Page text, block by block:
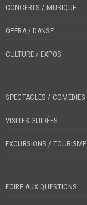
CONCERTS / MUSIQUE
OPÉRA / DANSE
CULTURE / EXPOS
SPECTACLES /
VISITES GUIDÉES
EXCURSIONS / TOURISME
FOIRE AUX QUESTIONS